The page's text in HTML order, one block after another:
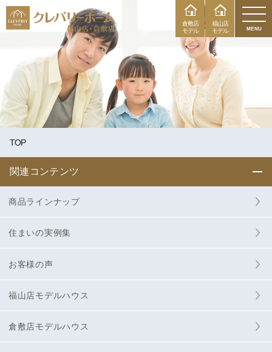
福山店
モデル
倉敷店
モデル
MENU
TOP
関連コンテンツ
商品ラインナップ
住まいの実例集
お客様の声
福山店モデルハウス
倉敷店モデルハウス